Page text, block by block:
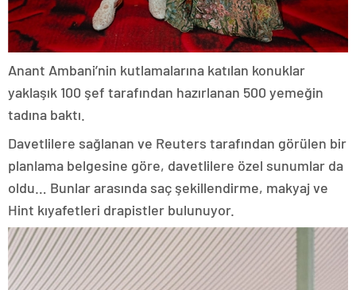
Anant Ambani’nin kutlamalarına katılan konuklar
yaklaşık 100 şef tarafından hazırlanan 500 yemeğin
tadına baktı.
Davetlilere sağlanan ve Reuters tarafından görülen bir
planlama belgesine göre, davetlilere özel sunumlar da
oldu… Bunlar arasında saç şekillendirme, makyaj ve
Hint kıyafetleri drapistler bulunuyor.